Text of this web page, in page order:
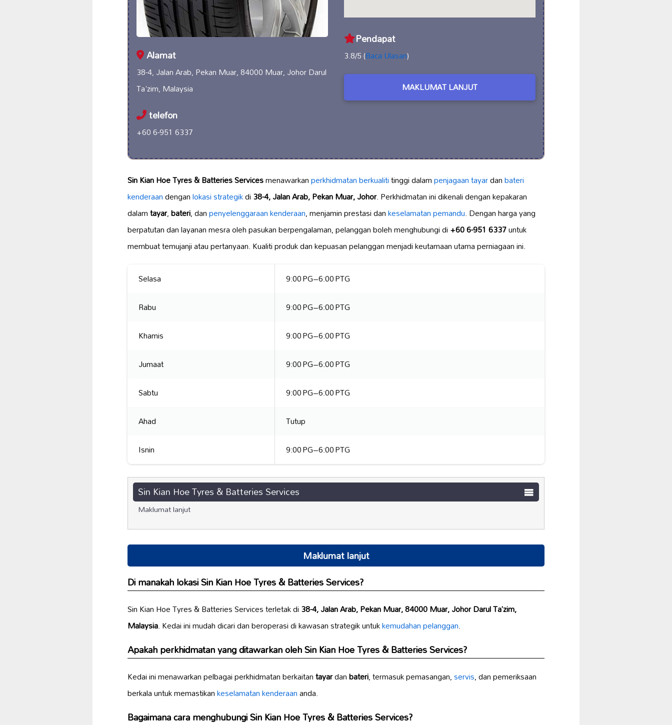
Alamat
38-4, Jalan Arab, Pekan Muar, 84000 Muar, Johor Darul
Ta'zim, Malaysia
telefon
+60 6-951 6337
Pendapat
3.8/5 (Baca Ulasan)
MAKLUMAT LANJUT
Sin Kian Hoe Tyres & Batteries Servicesmenawarkanperkhidmatan berkualititinggi dalampenjagaan tayardanbateri
kenderaandenganlokasi strategikdi38-4, Jalan Arab, Pekan Muar, Johor. Perkhidmatan ini dikenali dengan kepakaran
dalamtayar,bateri, danpenyelenggaraan kenderaan, menjamin prestasi dankeselamatan pemandu. Dengan harga yang
berpatutan dan layanan mesra oleh pasukan berpengalaman, pelanggan boleh menghubungi di+60 6-951 6337untuk
membuat temujanji atau pertanyaan. Kualiti produk dan kepuasan pelanggan menjadi keutamaan utama perniagaan ini.
Selasa
9:00 PG–6:00 PTG
Rabu
9:00 PG–6:00 PTG
Khamis
9:00 PG–6:00 PTG
Jumaat
9:00 PG–6:00 PTG
Sabtu
9:00 PG–6:00 PTG
Ahad
Tutup
Isnin
9:00 PG–6:00 PTG
Sin Kian Hoe Tyres & Batteries Services
Maklumat lanjut
Maklumat lanjut
Di manakah lokasi Sin Kian Hoe Tyres & Batteries Services?
Sin Kian Hoe Tyres & Batteries Services terletak di38-4, Jalan Arab, Pekan Muar, 84000 Muar, Johor Darul Ta’zim,
Malaysia. Kedai ini mudah dicari dan beroperasi di kawasan strategik untukkemudahan pelanggan.
Apakah perkhidmatan yang ditawarkan oleh Sin Kian Hoe Tyres & Batteries Services?
Kedai ini menawarkan pelbagai perkhidmatan berkaitantayardanbateri, termasuk pemasangan,servis, dan pemeriksaan
berkala untuk memastikankeselamatan kenderaananda.
Bagaimana cara menghubungi Sin Kian Hoe Tyres & Batteries Services?